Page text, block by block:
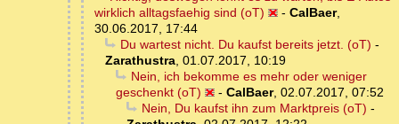
wirklich alltagsfaehig sind (oT)
- CalBaer,
30.06.2017, 17:44
Du wartest nicht. Du kaufst bereits jetzt. (oT) -
Zarathustra, 01.07.2017, 10:19
Nein, ich bekomme es mehr oder weniger
geschenkt (oT)
- CalBaer, 02.07.2017, 07:52
Nein, Du kaufst ihn zum Marktpreis (oT) -